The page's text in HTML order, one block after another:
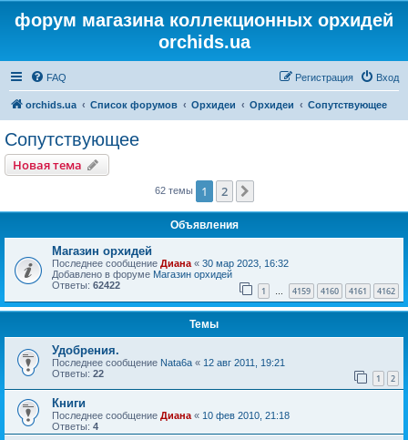
форум магазина коллекционных орхидей
orchids.ua
FAQ Вход
Регистрация
orchids.ua Список форумов Орхидеи Орхидеи Сопутствующее
Сопутствующее
Новая тема
62 темы 1 2
Объявления
Магазин орхидей
Последнее сообщение Диана « 30 мар 2023, 16:32
Добавлено в форуме Магазин орхидей
Ответы: 62422 1 … 4159 4160 4161 4162
Темы
Удобрения.
Последнее сообщение Nata6a « 12 авг 2011, 19:21
Ответы: 22 1 2
Книги
Последнее сообщение Диана « 10 фев 2010, 21:18
Ответы: 4